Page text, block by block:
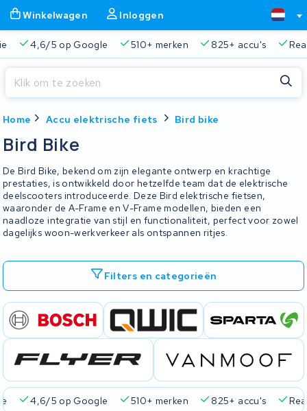
Winkelwagen Inloggen
4,6/5 op Google 510+ merken 825+ accu's
Home Accu elektrische fiets Bird bike
Bird Bike
De Bird Bike, bekend om zijn elegante ontwerp en krachtige
prestaties, is ontwikkeld door hetzelfde team dat de elektrische
deelscooters introduceerde. Deze Bird elektrische fietsen,
waaronder de A-Frame en V-Frame modellen, bieden een
naadloze integratie van stijl en functionaliteit, perfect voor zowel
dagelijks woon-werkverkeer als ontspannen ritjes.
Filters en categorieën
4,6/5 op Google 510+ merken 825+ accu's
Je winkelwagen is leeg.
Gratis verzending en ophaalservice 45.000+ accu's
Sluiten
Begin te typen in de zoekbalk om te zoeken